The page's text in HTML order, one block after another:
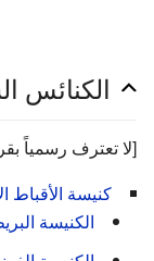
الكنائس
[لا تعترف رسمياً
كنيسة الأقباط
الكنيسة